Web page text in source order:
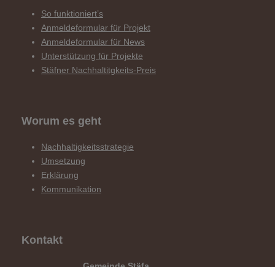
So funktioniert’s
Anmeldeformular für Projekt
Anmeldeformular für News
Unterstützung für Projekte
Stäfner Nachhaltitgkeits-Preis
Worum es geht
Nachhaltigkeitsstrategie
Umsetzung
Erklärung
Kommunikation
Kontakt